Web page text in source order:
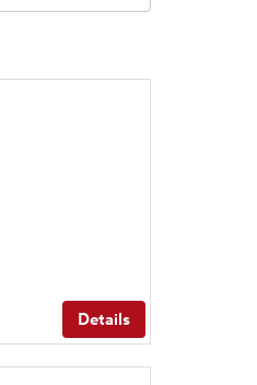
Details